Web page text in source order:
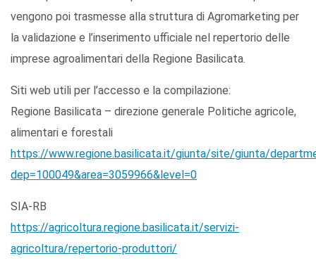
vengono poi trasmesse alla struttura di Agromarketing per
la validazione e l’inserimento ufficiale nel repertorio delle
imprese agroalimentari della Regione Basilicata.
Siti web utili per l’accesso e la compilazione:
Regione Basilicata – direzione generale Politiche agricole,
alimentari e forestali
https://www.regione.basilicata.it/giunta/site/giunta/
dep=100049&area=3059966&level=0
SIA-RB
https://agricoltura.regione.basilicata.it/servizi-
agricoltura/repertorio-produttori/